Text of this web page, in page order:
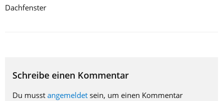
Dachfenster
Schreibe einen Kommentar
Du musst angemeldet sein, um einen Kommentar